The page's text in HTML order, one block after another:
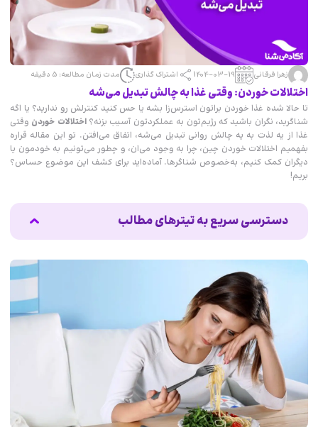
زهرا فرقانی 1404-03-19 اشتراک گذاری مدت زمان مطالعه: 5 دقیقه
اختلالات خوردن: وقتی غذا به چالش تبدیل می‌شه
تا حالا شده غذا خوردن براتون استرس‌زا بشه یا حس کنید کنترلش رو ندارید؟ یا اگه
شناگرید، نگران باشید که رژیم‌تون به عملکردتون آسیب بزنه؟اختلالات خوردن وقتی
غذا از یه لذت به یه چالش روانی تبدیل می‌شه، اتفاق می‌افتن. تو این مقاله قراره
بفهمیم اختلالات خوردن چین، چرا به وجود می‌ان، و چطور می‌تونیم به خودمون یا
دیگران کمک کنیم، به‌خصوص شناگرها. آماده‌اید برای کشف این موضوع حساس؟
بریم!
دسترسی سریع به تیترهای مطالب
چرا اختلالات خوردن به وجود می‌ان؟
اختلالات خوردن و شنا: یه چالش بزرگ
چطور با اختلالات خوردن مقابله کنیم؟
اشتباهات رایج درباره اختلالات خوردن
حالا چیکار کنیم؟
جمع‌بندی
منابع برای مطالعه بیشتر